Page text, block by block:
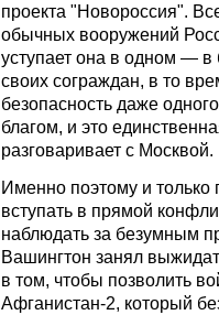
проекта "Новороссия".
обычных вооружений
уступает она в одном —
своих сограждан, в то
безопасность даже
благом, и это
разговаривает с Москвой.
Именно поэтому и
вступать в прямой
наблюдать за безумным
Вашингтон занял
в том, чтобы позволить
Афганистан-2, который